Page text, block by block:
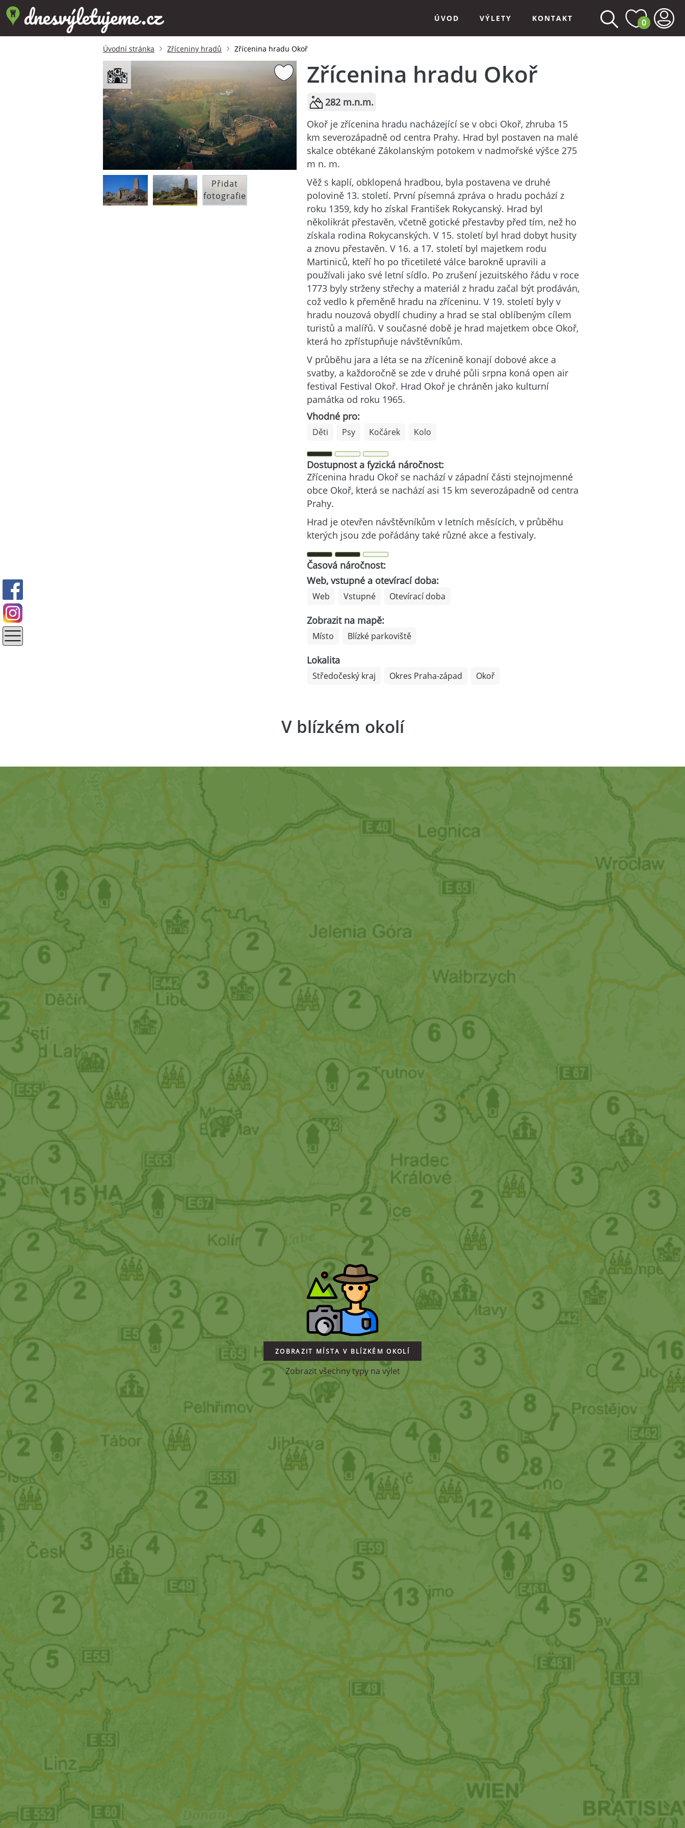
ÚVOD VÝLETY KONTAKT 0
Úvodní stránka Zříceniny hradů Zřícenina hradu Okoř
Přidat
fotografie
Zřícenina hradu Okoř
282 m.n.m.
Okoř je zřícenina hradu nacházející se v obci Okoř, zhruba 15
km severozápadně od centra Prahy. Hrad byl postaven na malé
skalce obtékané Zákolanským potokem v nadmořské výšce 275
m n. m.
Věž s kaplí, obklopená hradbou, byla postavena ve druhé
polovině 13. století. První písemná zpráva o hradu pochází z
roku 1359, kdy ho získal František Rokycanský. Hrad byl
několikrát přestavěn, včetně gotické přestavby před tím, než ho
získala rodina Rokycanských. V 15. století byl hrad dobyt husity
a znovu přestavěn. V 16. a 17. století byl majetkem rodu
Martiniců, kteří ho po třicetileté válce barokně upravili a
používali jako své letní sídlo. Po zrušení jezuitského řádu v roce
1773 byly strženy střechy a materiál z hradu začal být prodáván,
což vedlo k přeměně hradu na zříceninu. V 19. století byly v
hradu nouzová obydlí chudiny a hrad se stal oblíbeným cílem
turistů a malířů. V současné době je hrad majetkem obce Okoř,
která ho zpřístupňuje návštěvníkům.
V průběhu jara a léta se na zřícenině konají dobové akce a
svatby, a každoročně se zde v druhé půli srpna koná open air
festival Festival Okoř. Hrad Okoř je chráněn jako kulturní
památka od roku 1965.
Vhodné pro:
Děti Psy Kočárek Kolo
Dostupnost a fyzická náročnost:
Zřícenina hradu Okoř se nachází v západní části stejnojmenné
obce Okoř, která se nachází asi 15 km severozápadně od centra
Prahy.
Hrad je otevřen návštěvníkům v letních měsících, v průběhu
kterých jsou zde pořádány také různé akce a festivaly.
Časová náročnost:
Web, vstupné a otevírací doba:
Web Vstupné Otevírací doba
Zobrazit na mapě:
Místo Blízké parkoviště
Lokalita
Středočeský kraj Okres Praha-západ Okoř
V blízkém okolí
ZOBRAZIT MÍSTA V BLÍZKÉM OKOLÍ
Zobrazit všechny typy na výlet